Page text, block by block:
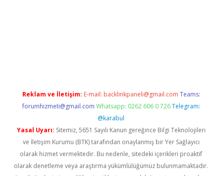
Reklam ve İletişim: E-mail: backlinkpaneli@gmail.com Teams:
forumhizmeti@gmail.com Whatsapp: 0262 606 0 726 Telegram:
@karabul
Yasal Uyarı: Sitemiz, 5651 Sayılı Kanun gereğince Bilgi Teknolojileri
ve İletişim Kurumu (BTK) tarafından onaylanmış bir Yer Sağlayıcı
olarak hizmet vermektedir. Bu nedenle, sitedeki içerikleri proaktif
olarak denetleme veya araştırma yükümlülüğümüz bulunmamaktadır.